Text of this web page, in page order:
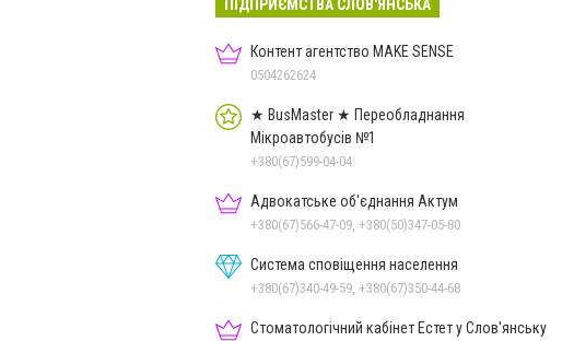
ПІДПРИЄМСТВА СЛОВ'ЯНСЬКА
Контент агентство MAKE SENSE
0504262624
★ BusMaster ★ Переобладнання
Мікроавтобусів №1
+380(67)599-04-04
Адвокатське об'єднання Актум
+380(67)566-47-09, +380(50)347-05-80
Система сповіщення населення
+380(67)340-49-59, +380(67)350-44-68
Стоматологічний кабінет Естет у Слов'янську